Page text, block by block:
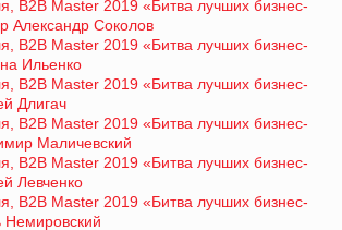
B2B Master 2019 «Битва лучших бизнес-
Александр Соколов
B2B Master 2019 «Битва лучших бизнес-
Ильенко
B2B Master 2019 «Битва лучших бизнес-
Длигач
B2B Master 2019 «Битва лучших бизнес-
Маличевский
B2B Master 2019 «Битва лучших бизнес-
Левченко
B2B Master 2019 «Битва лучших бизнес-
Немировский